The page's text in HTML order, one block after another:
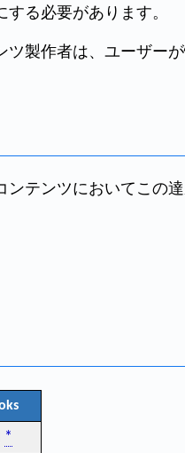
る必要があります。
製作者は、ユーザー
テンツにおいてこの
*